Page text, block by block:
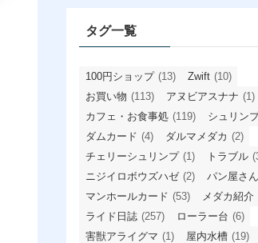
タグ一覧
100円ショップ (13) Zwift (10)
お買い物 (113) アヌビアスナナ (1)
カフェ・お食事処 (119) シュリン
ダムカード (4) ダルマメダカ (2)
チェリーシュリンプ (1) トラブル
ニジイロボウズハゼ (2) パン屋さん
マンホールカード (53) メダカ紹介
ライド日誌 (257) ローラー台 (6)
害獣アライグマ (1) 屋内水槽 (19)